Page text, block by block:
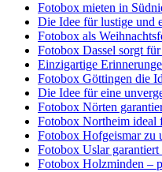
Fotobox mieten in
Die Idee für lustige und
Fotobox als
Fotobox Dassel sorgt
Einzigartige
Fotobox Göttingen die
Die Idee für eine
Fotobox Nörten
Fotobox Northeim ideal
Fotobox Hofgeismar zu
Fotobox Uslar
Fotobox Holzminden –